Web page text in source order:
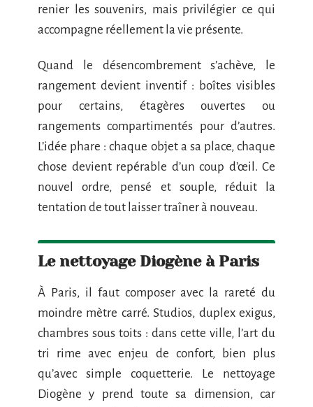
renier les souvenirs, mais privilégier ce qui
accompagne réellement la vie présente.
Quand le désencombrement s’achève, le
rangement devient inventif : boîtes visibles
pour certains, étagères ouvertes ou
rangements compartimentés pour d’autres.
L’idée phare : chaque objet a sa place, chaque
chose devient repérable d’un coup d’œil. Ce
nouvel ordre, pensé et souple, réduit la
tentation de tout laisser traîner à nouveau.
Le nettoyage Diogène à Paris
À Paris, il faut composer avec la rareté du
moindre mètre carré. Studios, duplex exigus,
chambres sous toits : dans cette ville, l’art du
tri rime avec enjeu de confort, bien plus
qu’avec simple coquetterie. Le nettoyage
Diogène y prend toute sa dimension, car